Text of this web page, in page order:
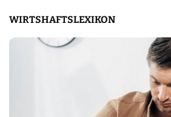
WIRTSHAFTSLEXIKON